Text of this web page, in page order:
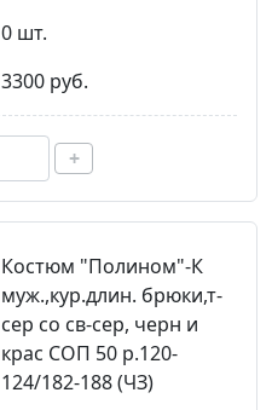
0 шт.
3300 руб.
+
Костюм "Полином"-К
муж.,кур.длин. брюки,т-
сер со св-сер, черн и
крас СОП 50 р.120-
124/182-188 (ЧЗ)